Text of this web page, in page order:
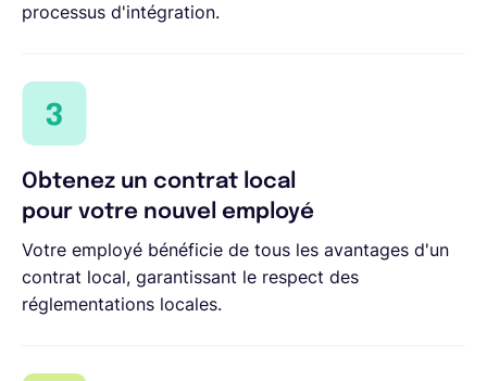
processus d'intégration.
Obtenez un contrat local
pour votre nouvel employé
Votre employé bénéficie de tous les avantages d'un
contrat local, garantissant le respect des
réglementations locales.